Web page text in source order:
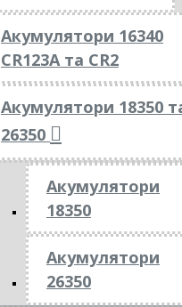
Акумулятори 16340
CR123A та CR2
Акумулятори 18350
26350
Акумулятори
18350
Акумулятори
26350